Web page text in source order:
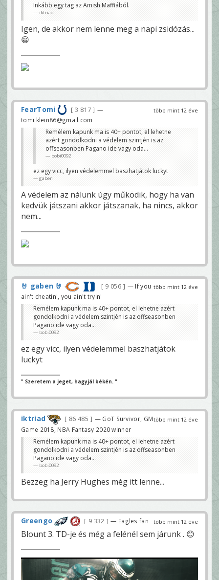
Inkább egy tag az Amish Maffiából.
iktriad
Igen, de akkor nem lenne meg a napi zsidózás...
😀
több mint 12 éve
FearTomi 3 817
—
tomi.klein86@gmail.com
Remélem kapunk ma is 40+ pontot, el lehetne
azért gondolkodni a védelem szintjén is az
offseasonben Pagano ide vagy oda...
bobi0092
ez egy vicc, ilyen védelemmel baszhatjátok luckyt
gaben
A védelem az nálunk úgy működik, hogy ha van
kedvük játszani akkor játszanak, ha nincs, akkor
nem...
több mint 12 éve
🤘 gaben 🤘 9 056
— If you
ain't cheatin', you ain't tryin'
Remélem kapunk ma is 40+ pontot, el lehetne azért
gondolkodni a védelem szintjén is az offseasonben
Pagano ide vagy oda...
bobi0092
ez egy vicc, ilyen védelemmel baszhatjátok
luckyt
" Szeretem a jeget, hagyjál békén. "
több mint 12 éve
iktriad 86 485
— GoT Survivor, GM
Game 2018, NBA Fantasy 2020 winner
Remélem kapunk ma is 40+ pontot, el lehetne azért
gondolkodni a védelem szintjén is az offseasonben
Pagano ide vagy oda...
bobi0092
Bezzeg ha Jerry Hughes még itt lenne...
több mint 12 éve
Greengo 9 332 — Eagles fan
Blount 3. TD-je és még a felénél sem járunk . 😊